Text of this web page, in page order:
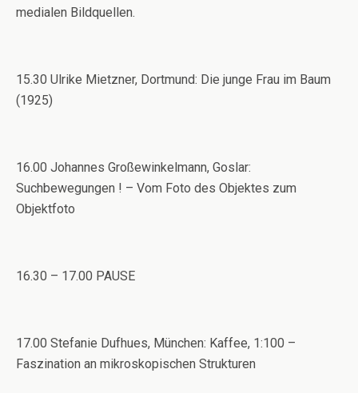
medialen Bildquellen.
15.30 Ulrike Mietzner, Dortmund: Die junge Frau im Baum
(1925)
16.00 Johannes Großewinkelmann, Goslar:
Suchbewegungen ! – Vom Foto des Objektes zum
Objektfoto
16.30 – 17.00 PAUSE
17.00 Stefanie Dufhues, München: Kaffee, 1:100 –
Faszination an mikroskopischen Strukturen